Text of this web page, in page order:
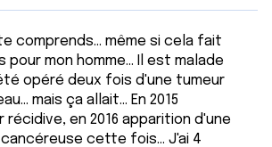
comprends... même si cela fait
pour mon homme... Il est malade
opéré deux fois d'une tumeur
mais ça allait... En 2015
en 2016 apparition d'une
cette fois... J'ai 4